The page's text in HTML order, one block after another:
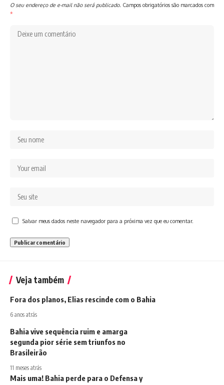
O seu endereço de e-mail não será publicado. Campos obrigatórios são marcados com
*
Salvar meus dados neste navegador para a próxima vez que eu comentar.
Veja também
Fora dos planos, Elias rescinde com o Bahia
6 anos atrás
Bahia vive sequência ruim e amarga
segunda pior série sem triunfos no
Brasileirão
11 meses atrás
Mais uma! Bahia perde para o Defensa y